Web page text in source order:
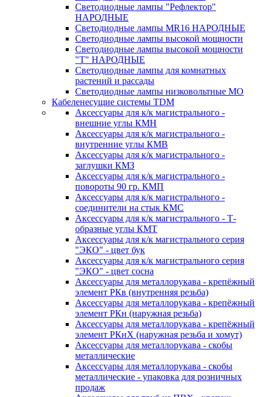
Светодиодные лампы "Рефлектор"
НАРОДНЫЕ
Светодиодные лампы MR16 НАРОДНЫЕ
Светодиодные лампы высокой мощности
Светодиодные лампы высокой мощности
"Т" НАРОДНЫЕ
Светодиодные лампы для комнатных
растений и рассады
Светодиодные лампы низковольтные МО
Кабеленесущие системы TDM
Аксессуары для к/к магистрального -
внешние углы КМН
Аксессуары для к/к магистрального -
внутренние углы КМВ
Аксессуары для к/к магистрального -
заглушки КМЗ
Аксессуары для к/к магистрального -
повороты 90 гр. КМП
Аксессуары для к/к магистрального -
соединители на стык КМС
Аксессуары для к/к магистрального - Т-
образные углы КМТ
Аксессуары для к/к магистрального серия
"ЭКО" - цвет бук
Аксессуары для к/к магистрального серия
"ЭКО" - цвет сосна
Аксессуары для металлорукава - крепёжный
элемент РКв (внутренняя резьба)
Аксессуары для металлорукава - крепёжный
элемент РКн (наружная резьба)
Аксессуары для металлорукава - крепёжный
элемент РКнХ (наружная резьба и хомут)
Аксессуары для металлорукава - скобы
металлические
Аксессуары для металлорукава - скобы
металлические - упаковка для розничных
продаж